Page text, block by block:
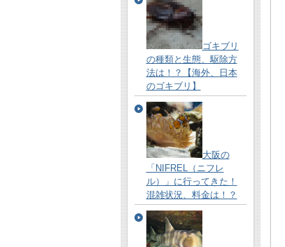
ゴキブリ
の種類と生態、駆除方
法は！？【海外、日本
のゴキブリ】
大阪の
「NIFREL（ニフレ
ル）」に行ってきた！
混雑状況、料金は！？